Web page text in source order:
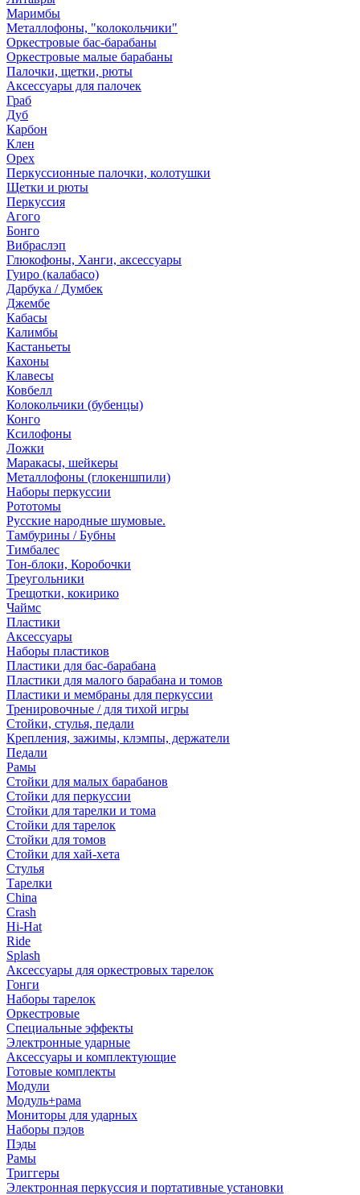
Маримбы
Металлофоны, "колокольчики"
Оркестровые бас-барабаны
Оркестровые малые барабаны
Палочки, щетки, рюты
Аксессуары для палочек
Граб
Дуб
Карбон
Клен
Орех
Перкуссионные палочки, колотушки
Щетки и рюты
Перкуссия
Агого
Бонго
Вибраслэп
Глюкофоны, Ханги, аксессуары
Гуиро (калабасо)
Дарбука / Думбек
Джембе
Кабасы
Калимбы
Кастаньеты
Кахоны
Клавесы
Ковбелл
Колокольчики (бубенцы)
Конго
Ксилофоны
Ложки
Маракасы, шейкеры
Металлофоны (глокеншпили)
Наборы перкуссии
Рототомы
Русские народные шумовые.
Тамбурины / Бубны
Тимбалес
Тон-блоки, Коробочки
Треугольники
Трещотки, кокирико
Чаймс
Пластики
Аксессуары
Наборы пластиков
Пластики для бас-барабана
Пластики для малого барабана и томов
Пластики и мембраны для перкуссии
Тренировочные / для тихой игры
Стойки, стулья, педали
Крепления, зажимы, клэмпы, держатели
Педали
Рамы
Стойки для малых барабанов
Стойки для перкуссии
Стойки для тарелки и тома
Стойки для тарелок
Стойки для томов
Стойки для хай-хета
Стулья
Тарелки
China
Crash
Hi-Hat
Ride
Splash
Аксессуары для оркестровых тарелок
Гонги
Наборы тарелок
Оркестровые
Специальные эффекты
Электронные ударные
Аксессуары и комплектующие
Готовые комплекты
Модули
Модуль+рама
Мониторы для ударных
Наборы пэдов
Пэды
Рамы
Триггеры
Электронная перкуссия и портативные установки